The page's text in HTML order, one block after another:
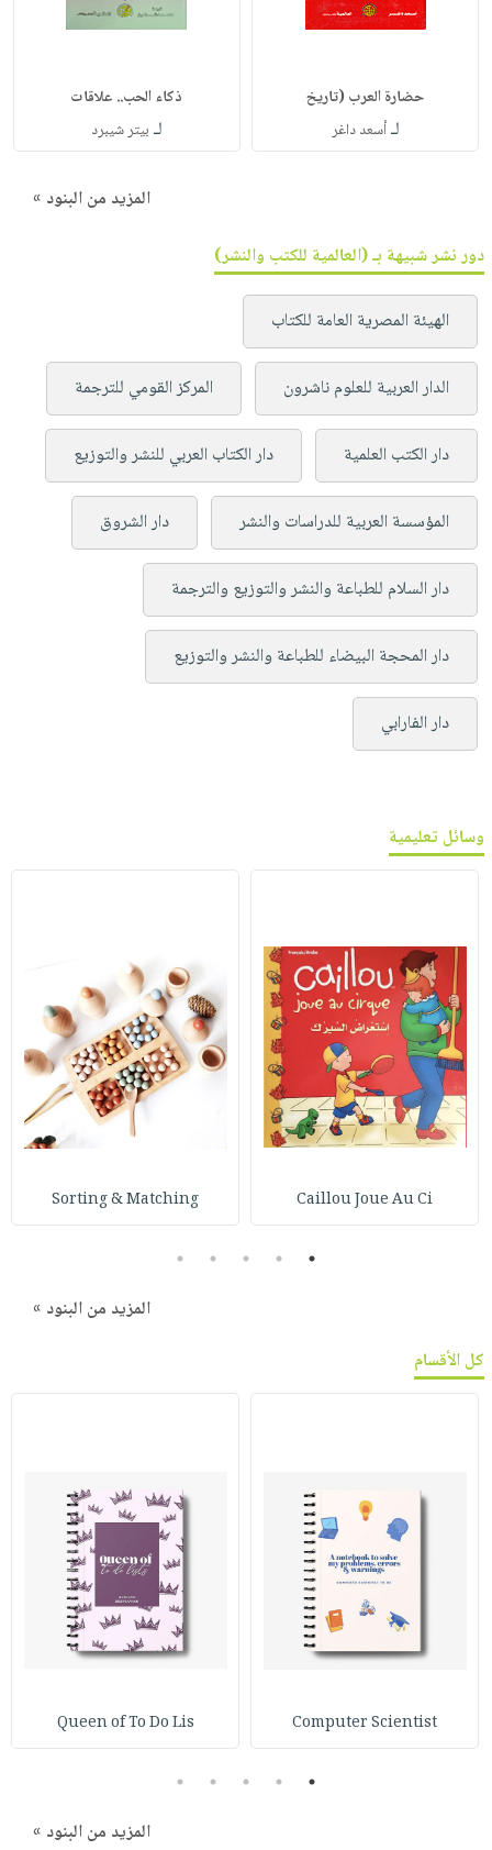
حضارة العرب (تاريخ
لـأسعد داغر
ذكاء الحب.. علاقات
لـ بيتر شيبرد
المزيد من البنود »
دور نشر شبيهة بـ (العالمية للكتب والنشر)
الهيئة المصرية العامة للكتاب
الدار العربية للعلوم ناشرون المركز القومي للترجمة
دار الكتب العلمية دار الكتاب العربي للنشر والتوزيع
المؤسسة العربية للدراسات والنشر دار الشروق
دار السلام للطباعة والنشر والتوزيع والترجمة
دار المحجة البيضاء للطباعة والنشر والتوزيع
دار الفارابي
وسائل تعليمية
Caillou Joue Au Ci
Sorting & Matching
1
2
3
4
5
المزيد من البنود »
كل الأقسام
Computer Scientist
Queen of To Do Lis
1
2
3
4
5
المزيد من البنود »